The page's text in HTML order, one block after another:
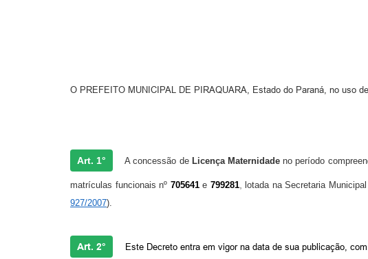
O PREFEITO MUNICIPAL DE PIRAQUARA, Estado do Paraná, no uso
Art. 1° A concessão de Licença Maternidade no período
matrículas funcionais nº 705641e 799281, lotada na Secretaria
927/2007).
Art. 2° Este Decreto entra em vigor na data de sua publicação,